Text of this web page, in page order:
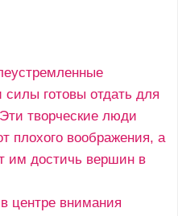
силы готовы отдать для
творческие люди
плохого воображения, а
им достичь вершин в
центре внимания